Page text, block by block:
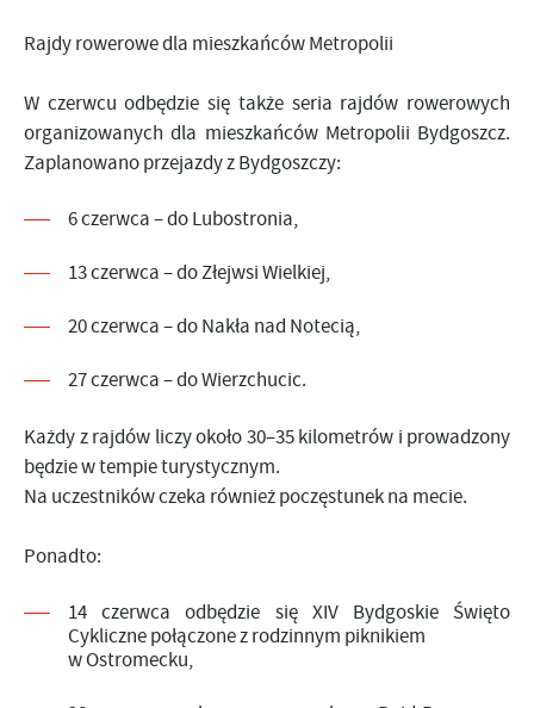
Rajdy rowerowe dla mieszkańców Metropolii
W czerwcu odbędzie się także seria rajdów rowerowych
organizowanych dla mieszkańców Metropolii Bydgoszcz.
Zaplanowano przejazdy z Bydgoszczy:
6 czerwca – do Lubostronia,
13 czerwca – do Złejwsi Wielkiej,
20 czerwca – do Nakła nad Notecią,
27 czerwca – do Wierzchucic.
Każdy z rajdów liczy około 30–35 kilometrów i prowadzony
będzie w tempie turystycznym.
Na uczestników czeka również poczęstunek na mecie.
Ponadto:
14 czerwca odbędzie się XIV Bydgoskie Święto
Cykliczne połączone z rodzinnym piknikiem
w Ostromecku,